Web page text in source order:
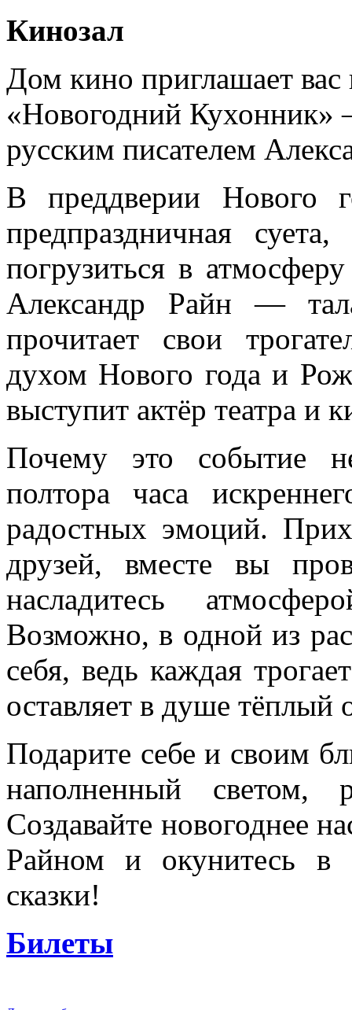
Кинозал
Дом кино приглашает вас
«Новогодний Кухонник»
русским писателем
В преддверии Нового
предпраздничная
погрузиться в
Александр Райн —
прочитает свои
духом Нового года и
выступит актёр театра
Почему это событие
полтора часа
радостных эмоций.
друзей, вместе вы
насладитесь
Возможно, в одной из
себя, ведь каждая
оставляет в душе тёплый
Подарите себе и своим
наполненный
Создавайте новогоднее
Райном и окунитесь в
сказки!
Билеты